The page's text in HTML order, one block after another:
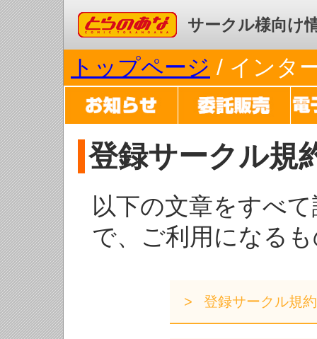
コミックとらのあな サークル様向け
トップページ / インタ
登録サークル規
以下の文章をすべ
で、ご利用になる
登録サークル規約